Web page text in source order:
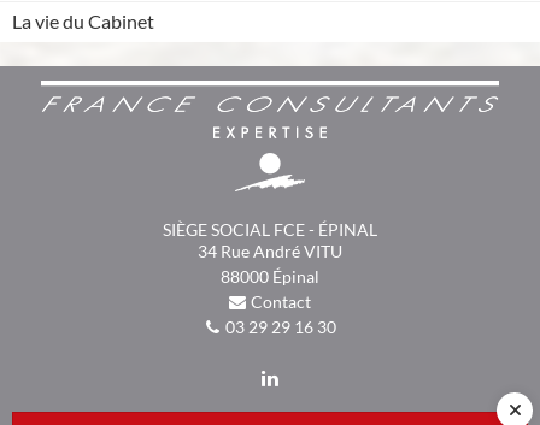
La vie du Cabinet
SIÈGE SOCIAL FCE - ÉPINAL
34 Rue André VITU
88000 Épinal
Contact
03 29 29 16 30